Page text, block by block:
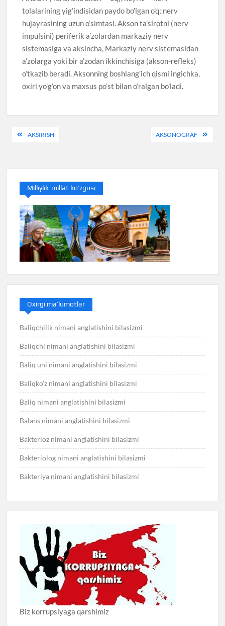
tolalarining yig’indisidan paydo bo’lgan o’q; nerv
hujayrasining uzun o’simtasi. Akson ta’sirotni (nerv
impulsini) periferik a’zolardan markaziy nerv
sistemasiga va aksincha, Markaziy nerv sistemasidan
a’zolarga yoki bir a’zodan ikkinchisiga (akson-refleks)
o’tkazib beradi. Aksonning boshlang’ich qismi ingichka,
oxiri yo’g’on va maxsus po’st bilan o’ralgan bo’ladi.
PostAKSIRISH AKSONOGRAF
Milliylik-millat ko’zgusi
Oxirgi ma’lumotlar
Baliqchilik nimani anglatishini bilasizmi
Baliqchi nimani anglatishini bilasizmi
Baliq uni nimani anglatishini bilasizmi
Baliqko’z nimani anglatishini bilasizmi
Baliq nimani anglatishini bilasizmi
Balans nimani anglatishini bilasizmi
Bakterioz nimani anglatishini bilasizmi
Bakteriolog nimani anglatishini bilasizmi
Bakteriya nimani anglatishini bilasizmi
Biz korrupsiyaga qarshimiz